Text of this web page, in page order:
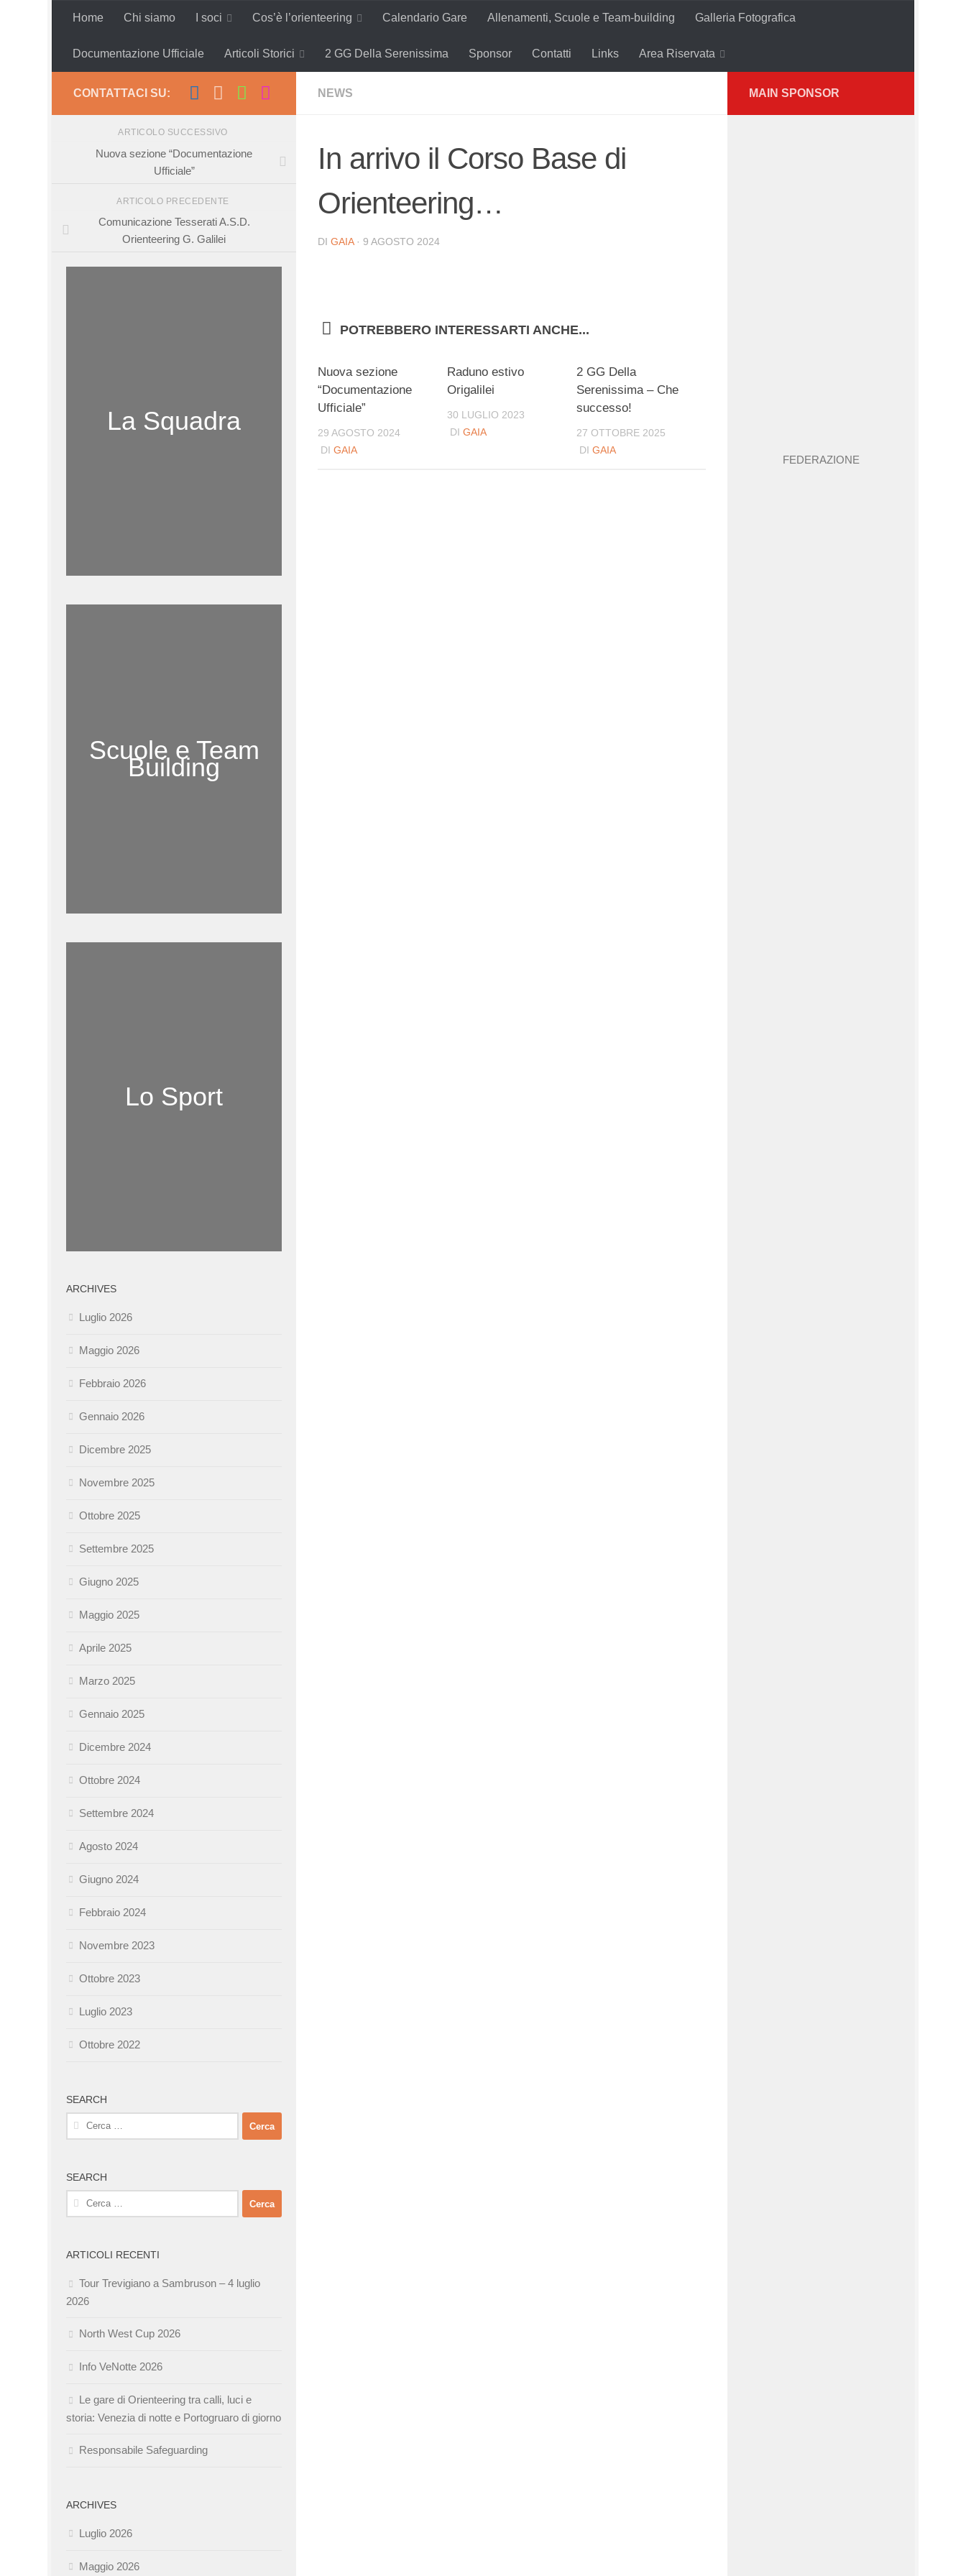
Salta al contenuto
Home Chi siamo I soci Cos’è l’orienteering Calendario Gare Allenamenti, Scuole e Team-building Galleria Fotografica
Documentazione Ufficiale Articoli Storici 2 GG Della Serenissima Sponsor Contatti Links Area Riservata
NEWS
In arrivo il Corso Base di
Orienteering…
DI GAIA · 9 AGOSTO 2024
POTREBBERO INTERESSARTI ANCHE...
Nuova sezione
“Documentazione
Ufficiale”
29 AGOSTO 2024
DI GAIA
Raduno estivo
Origalilei
30 LUGLIO 2023
DI GAIA
2 GG Della
Serenissima – Che
successo!
27 OTTOBRE 2025
DI GAIA
CONTATTACI SU:
ARTICOLO SUCCESSIVO
Nuova sezione “Documentazione
Ufficiale”
ARTICOLO PRECEDENTE
Comunicazione Tesserati A.S.D.
Orienteering G. Galilei
La Squadra
Scuole e Team
Building
Lo Sport
ARCHIVES
Luglio 2026
Maggio 2026
Febbraio 2026
Gennaio 2026
Dicembre 2025
Novembre 2025
Ottobre 2025
Settembre 2025
Giugno 2025
Maggio 2025
Aprile 2025
Marzo 2025
Gennaio 2025
Dicembre 2024
Ottobre 2024
Settembre 2024
Agosto 2024
Giugno 2024
Febbraio 2024
Novembre 2023
Ottobre 2023
Luglio 2023
Ottobre 2022
SEARCH
Ricerca
per:
SEARCH
Ricerca
per:
ARTICOLI RECENTI
Tour Trevigiano a Sambruson – 4 luglio
2026
North West Cup 2026
Info VeNotte 2026
Le gare di Orienteering tra calli, luci e
storia: Venezia di notte e Portogruaro di giorno
Responsabile Safeguarding
ARCHIVES
Luglio 2026
Maggio 2026
MAIN SPONSOR
FEDERAZIONE